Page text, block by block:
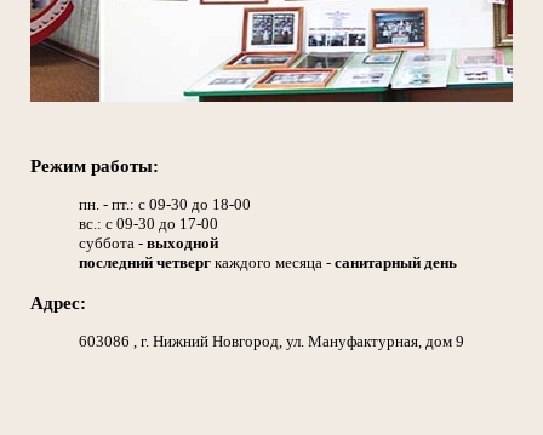
Режим работы:
пн. - пт.: с 09-30 до 18-00
вс.: с 09-30 до 17-00
суббота - выходной
последний четверг каждого месяца - санитарный день
Адрес:
603086 , г. Нижний Новгород, ул. Мануфактурная, дом 9